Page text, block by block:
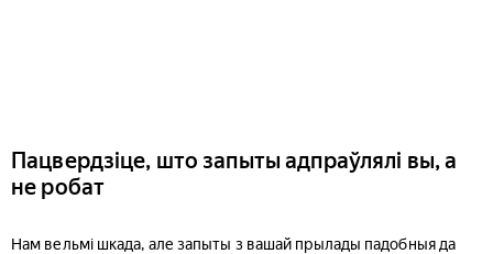
Пацвердзіце, што запыты адпраўлялі вы, а
не робат
Нам вельмі шкада, але запыты з вашай прылады падобныя да